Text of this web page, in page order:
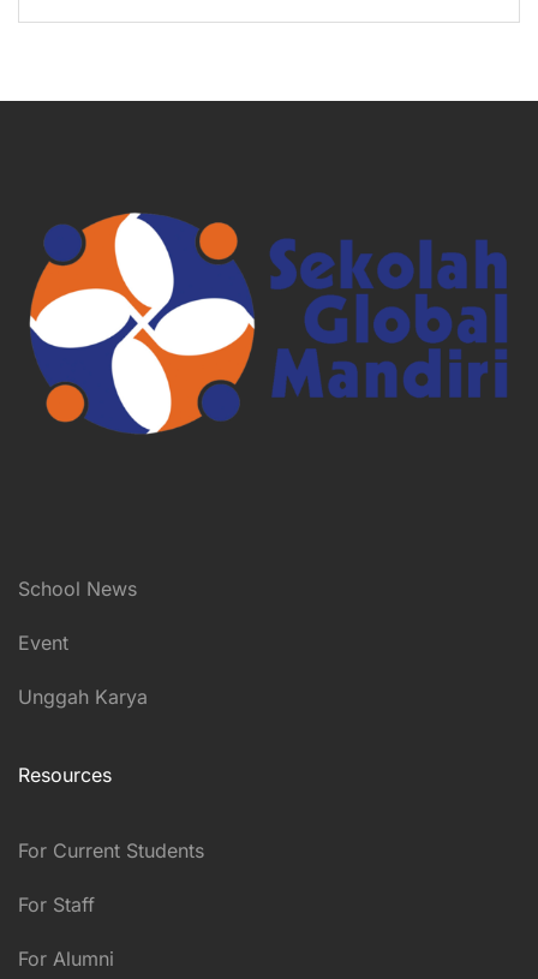
School News
Event
Unggah Karya
Resources
For Current Students
For Staff
For Alumni